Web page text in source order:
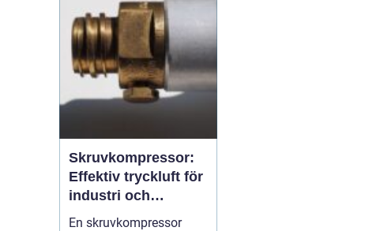
Skruvkompressor:
Effektiv tryckluft för
industri och
verkstad
En skruvkompressor